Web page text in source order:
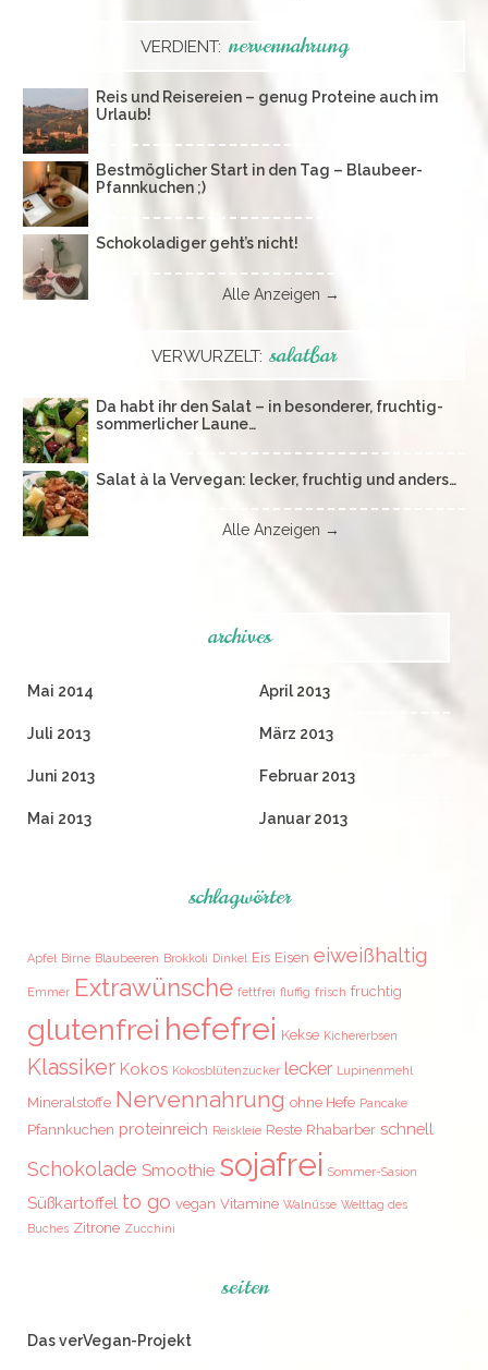
VERDIENT: nervennahrung
Reis und Reisereien – genug Proteine auch im
Urlaub!
Bestmöglicher Start in den Tag – Blaubeer-
Pfannkuchen ;)
Schokoladiger geht’s nicht!
Alle Anzeigen →
VERWURZELT: salatbar
Da habt ihr den Salat – in besonderer, fruchtig-
sommerlicher Laune…
Salat à la Vervegan: lecker, fruchtig und anders…
Alle Anzeigen →
archives
Mai 2014
Juli 2013
Juni 2013
Mai 2013
April 2013
März 2013
Februar 2013
Januar 2013
schlagwörter
Apfel Birne Blaubeeren Brokkoli Dinkel Eis Eisen eiweißhaltig
Emmer Extrawünsche fettfrei fluffig frisch fruchtig
glutenfrei hefefrei Kekse Kichererbsen
Klassiker Kokos Kokosblütenzucker lecker Lupinenmehl
Mineralstoffe Nervennahrung ohne Hefe Pancake
Pfannkuchen proteinreich Reiskleie Reste Rhabarber schnell
Schokolade Smoothie sojafrei Sommer-Sasion
Süßkartoffel to go vegan Vitamine Walnüsse Welttag des
Buches Zitrone Zucchini
seiten
Das verVegan-Projekt